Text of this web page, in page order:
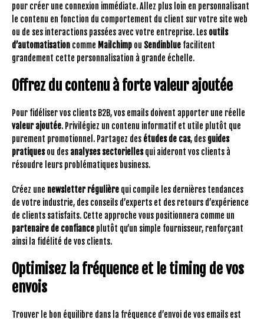
pour créer une connexion immédiate. Allez plus loin en personnalisant
le contenu en fonction du comportement du client sur votre site web
ou de ses interactions passées avec votre entreprise. Les outils
d’automatisation comme Mailchimp ou Sendinblue facilitent
grandement cette personnalisation à grande échelle.
Offrez du contenu à forte valeur ajoutée
Pour fidéliser vos clients B2B, vos emails doivent apporter une réelle
valeur ajoutée. Privilégiez un contenu informatif et utile plutôt que
purement promotionnel. Partagez des études de cas, des guides
pratiquesou des analyses sectoriellesqui aideront vos clients à
résoudre leurs problématiques business.
Créez une newsletter régulière qui compile les dernières tendances
de votre industrie, des conseils d’experts et des retours d’expérience
de clients satisfaits. Cette approche vous positionnera comme un
partenaire de confiance plutôt qu’un simple fournisseur, renforçant
ainsi la fidélité de vos clients.
Optimisez la fréquence et le timing de vos
envois
Trouver le bon équilibre dans la fréquence d’envoi de vos emails est